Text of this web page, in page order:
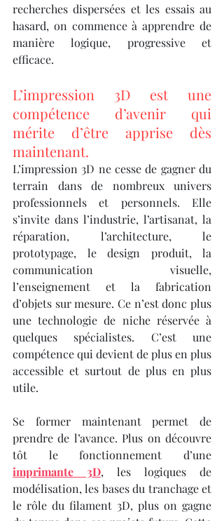
recherches dispersées et les essais au
hasard, on commence à apprendre de
manière logique, progressive et
efficace.
L’impression 3D est une
compétence d’avenir qui
mérite d’être apprise dès
maintenant.
L’impression 3D ne cesse de gagner du
terrain dans de nombreux univers
professionnels et personnels. Elle
s’invite dans l’industrie, l’artisanat, la
réparation, l’architecture, le
prototypage, le design produit, la
communication visuelle,
l’enseignement et la fabrication
d’objets sur mesure. Ce n’est donc plus
une technologie de niche réservée à
quelques spécialistes. C’est une
compétence qui devient de plus en plus
accessible et surtout de plus en plus
utile.
Se former maintenant permet de
prendre de l’avance. Plus on découvre
imprimante 3D, les logiques de
modélisation, les bases du tranchage et
le rôle du filament 3D, plus on gagne